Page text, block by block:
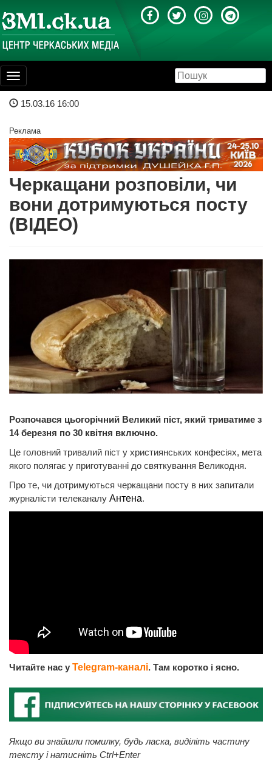
Toggle
navigation
15.03.16 16:00
Реклама
Черкащани розповіли, чи
вони дотримуються посту
(ВІДЕО)
Розпочався цьогорічний Великий піст, який триватиме з
14 березня по 30 квітня включно.
Це головний тривалий піст у християнських конфесіях, мета
якого полягає у приготуванні до святкування Великодня.
Про те, чи дотримуються черкащани посту в них запитали
журналісти телеканалу Антена.
Читайте нас у Telegram-каналі. Там коротко і ясно.
Якщо ви знайшли помилку, будь ласка, виділіть частину
тексту і натисніть Ctrl+Enter